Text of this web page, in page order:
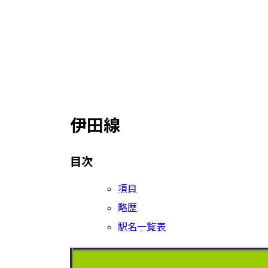
伊田線
目次
項目
略歴
駅名一覧表